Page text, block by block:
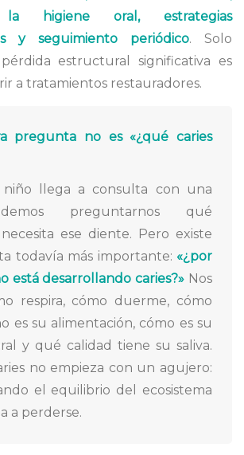
higiene oral, estrategias
y seguimiento periódico. Solo
estructural significativa es
a tratamientos restauradores.
pregunta no es «¿qué caries
llega a consulta con una
preguntarnos qué
ese diente. Pero existe
todavía más importante:«¿por
está desarrollando caries?» Nos
respira, cómo duerme, cómo
es su alimentación, cómo es su
y qué calidad tiene su saliva.
no empieza con un agujero:
el equilibrio del ecosistema
a perderse.